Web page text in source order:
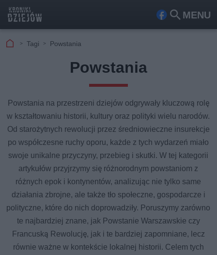
MENU
Fa Szu
Tagi Powstania
Powstania
Powstania na przestrzeni dziejów odgrywały kluczową rolę
w kształtowaniu historii, kultury oraz polityki wielu narodów.
Od starożytnych rewolucji przez średniowieczne insurekcje
po współczesne ruchy oporu, każde z tych wydarzeń miało
swoje unikalne przyczyny, przebieg i skutki. W tej kategorii
artykułów przyjrzymy się różnorodnym powstaniom z
różnych epok i kontynentów, analizując nie tylko same
działania zbrojne, ale także tło społeczne, gospodarcze i
polityczne, które do nich doprowadziły. Poruszymy zarówno
te najbardziej znane, jak Powstanie Warszawskie czy
Francuską Rewolucję, jak i te bardziej zapomniane, lecz
równie ważne w kontekście lokalnej historii. Celem tych